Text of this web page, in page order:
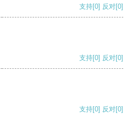
支持[0] 反对[0]
支持[0] 反对[0]
支持[0] 反对[0]